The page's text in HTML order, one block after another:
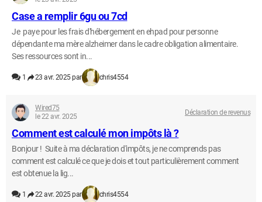
Case a remplir 6gu ou 7cd
Je paye pour les frais d'hébergement en ehpad pour personne
dépendante ma mère alzheimer dans le cadre obligation alimentaire.
Ses ressources sont in...
1 23 avr. 2025 par chris4554
Wired75
le 22 avr. 2025
Déclaration de revenus
Comment est calculé mon impôts là ?
Bonjour ! Suite à ma déclaration d'impôts, je ne comprends pas
comment est calculé ce que je dois et tout particulièrement comment
est obtenue la lig...
1 22 avr. 2025 par chris4554